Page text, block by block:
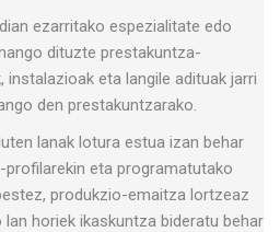
ezarritako espezialitate edo
dituzte prestakuntza-
instalazioak eta langile adituak jarri
den prestakuntzarako.
lanak lotura estua izan behar
eta programatutako
produkzio-emaitza lortzeaz
lan horiek ikaskuntza bideratu behar